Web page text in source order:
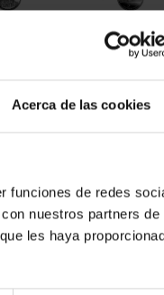
Acerca de las cookies
funciones de redes
nuestros partners de
les haya
949,00 €